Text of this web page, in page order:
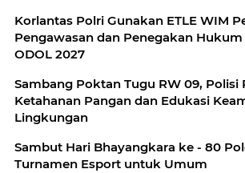
Korlantas Polri Gunakan ETLE WIM
Pengawasan dan Penegakan
ODOL 2027
Sambang Poktan Tugu RW 09, Polisi
Ketahanan Pangan dan Edukasi
Lingkungan
Sambut Hari Bhayangkara ke - 80
Turnamen Esport untuk Umum